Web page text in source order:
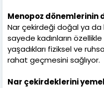
Menopoz dönemlerinin
Nar çekirdeği doğal ya
sayede kadınların
yaşadıkları fiziksel ve
rahat geçmesini sağlıyor.
Nar çekirdeklerini